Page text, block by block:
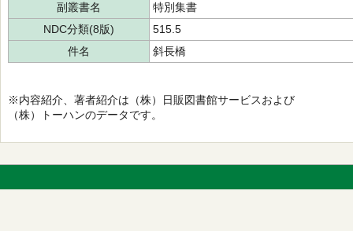
副叢書名
特別集書
NDC分類(8版)
515.5
件名
斜長橋
※内容紹介、著者紹介は（株）日販図書館サービスおよび
（株）トーハンのデータです。